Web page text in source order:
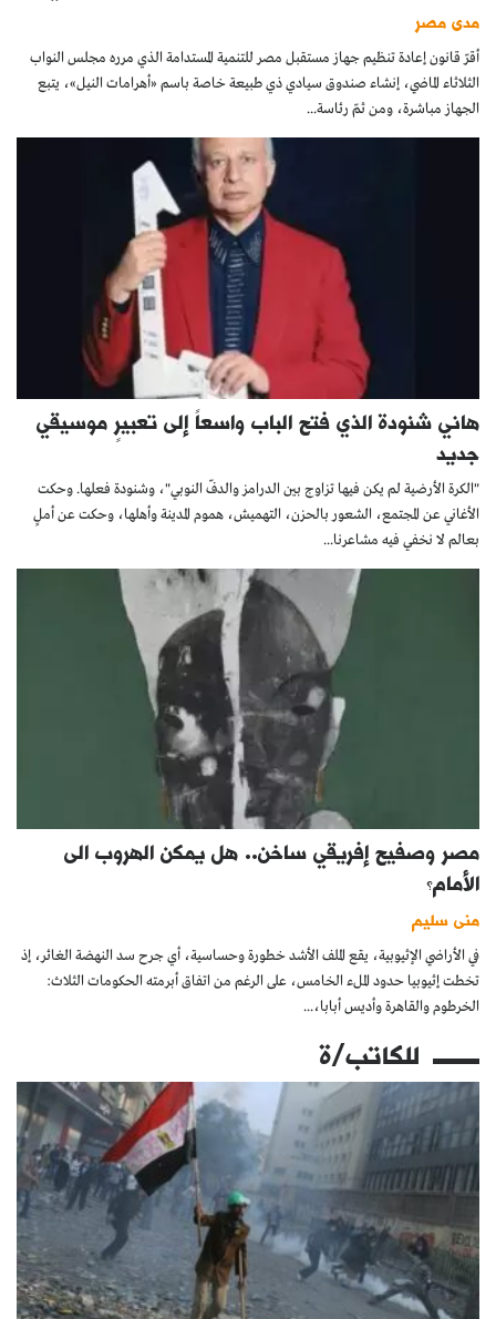
مدى مصر
أقرّ قانون إعادة تنظيم جهاز مستقبل مصر للتنمية المستدامة الذي مرره مجلس النواب
الثلاثاء الماضي، إنشاء صندوق سيادي ذي طبيعة خاصة باسم «أهرامات النيل»، يتبع
الجهاز مباشرة، ومن ثمّ رئاسة...
هاني شنودة الذي فتح الباب واسعاً إلى تعبيرٍ موسيقي
جديد
"الكرة الأرضية لم يكن فيها تزاوج بين الدرامز والدفّ النوبي"، وشنودة فعلها. وحكت
الأغاني عن المجتمع، الشعور بالحزن، التهميش، هموم المدينة وأهلها، وحكت عن أملٍ
بعالم لا نخفي فيه مشاعرنا...
مصر وصفيح إفريقي ساخن.. هل يمكن الهروب الى
الأمام؟
منى سليم
في الأراضي الإثيوبية، يقع الملف الأشد خطورة وحساسية، أي جرح سد النهضة الغائر، إذ
تخطت إثيوبيا حدود الملء الخامس، على الرغم من اتفاق أبرمته الحكومات الثلاث:
الخرطوم والقاهرة وأديس أبابا،...
للكاتب/ة